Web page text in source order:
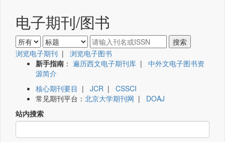
电子期刊/图书
浏览电子期刊 | 浏览电子图书
新手指南 ： 遍历西文电子期刊库 | 中外文电子图书资
源简介
核心期刊要目 | JCR | CSSCI
常见期刊平台： 北京大学期刊网 | DOAJ
站内搜索